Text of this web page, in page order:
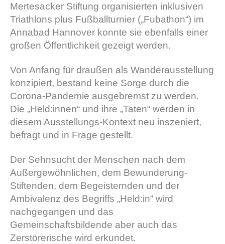
Mertesacker Stiftung organisierten inklusiven
Triathlons plus Fußballturnier („Fubathon“) im
Annabad Hannover konnte sie ebenfalls einer
großen Öffentlichkeit gezeigt werden.
Von Anfang für draußen als Wanderausstellung
konzipiert, bestand keine Sorge durch die
Corona-Pandemie ausgebremst zu werden.
Die „Held:innen“ und ihre „Taten“ werden in
diesem Ausstellungs-Kontext neu inszeniert,
befragt und in Frage gestellt.
Der Sehnsucht der Menschen nach dem
Außergewöhnlichen, dem Bewunderung-
Stiftenden, dem Begeisternden und der
Ambivalenz des Begriffs „Held:in“ wird
nachgegangen und das
Gemeinschaftsbildende aber auch das
Zerstörerische wird erkundet.